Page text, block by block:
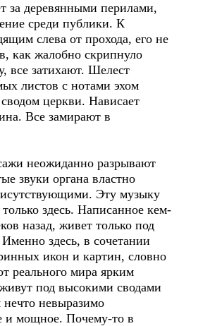
за деревянными перилами,
среди публики. К
слева от прохода, его не
как жалобно скрипнуло
все затихают. Шелест
листов с нотами эхом
церкви. Нависает
Все замирают в
неожиданно разрывают
звуки органа властно
Эту музыку
здесь. Написанное кем-
назад, живет только под
здесь, в сочетании
икон и картин, словно
реального мира ярким
под высокими сводами
нечто невыразимо
и мощное. Почему-то в